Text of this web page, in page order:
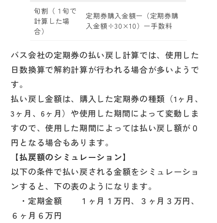
旬割（１旬で
計算した場
合）
定期券購入金額ー（定期券購
入金額÷30×10）ー手数料
バス会社の定期券の払い戻し計算では、使用した
日数換算で解約計算が行われる場合が多いようで
す。
払い戻し金額は、購入した定期券の種類（1ヶ月、
3ヶ月、6ヶ月）や使用した期間によって変動しま
すので、使用した期間によっては払い戻し額が０
円となる場合もあります。
【払戻額のシミュレーション】
以下の条件で払い戻される金額をシミュレーショ
ンすると、下の表のようになります。
・定期金額 １ヶ月１万円、３ヶ月３万円、
６ヶ月６万円